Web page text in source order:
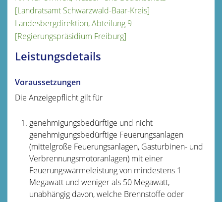
[Landratsamt Schwarzwald-Baar-Kreis]
Landesbergdirektion, Abteilung 9
[Regierungspräsidium Freiburg]
Leistungsdetails
Voraussetzungen
Die Anzeigepflicht gilt für
genehmigungsbedürftige und nicht
genehmigungsbedürftige Feuerungsanlagen
(mittelgroße Feuerungsanlagen, Gasturbinen- und
Verbrennungsmotoranlagen) mit einer
Feuerungswärmeleistung von mindestens 1
Megawatt und weniger als 50 Megawatt,
unabhängig davon, welche Brennstoffe oder